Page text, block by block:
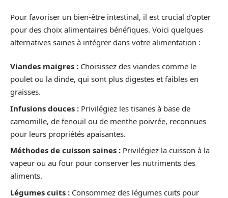
Pour favoriser un bien-être intestinal, il est crucial d’opter
pour des choix alimentaires bénéfiques. Voici quelques
alternatives saines à intégrer dans votre alimentation :
Viandes maigres : Choisissez des viandes comme le
poulet ou la dinde, qui sont plus digestes et faibles en
graisses.
Infusions douces : Privilégiez les tisanes à base de
camomille, de fenouil ou de menthe poivrée, reconnues
pour leurs propriétés apaisantes.
Méthodes de cuisson saines : Privilégiez la cuisson à la
vapeur ou au four pour conserver les nutriments des
aliments.
Légumes cuits : Consommez des légumes cuits pour